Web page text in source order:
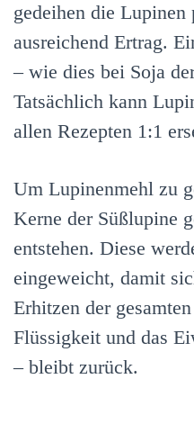
gedeihen die
ausreichend Ertrag.
– wie dies bei Soja
Tatsächlich kann
allen Rezepten 1:1
Um Lupinenmehl zu
Kerne der Süßlupine
entstehen. Diese
eingeweicht, damit
Erhitzen der
Flüssigkeit und das
– bleibt zurück.